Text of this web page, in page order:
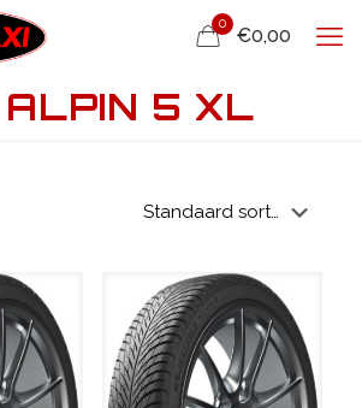
0
€0,00
ALPIN 5 XL